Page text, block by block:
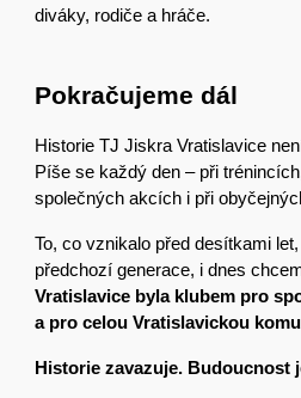
diváky, rodiče a hráče.
Pokračujeme dál
Historie TJ Jiskra Vratislavice
Píše se každý den – při
společných akcích i při
To, co vznikalo před desítkami
předchozí generace, i dnes
Vratislavice byla klubem pro
a pro celou Vratislavickou
Historie zavazuje. Budoucnost